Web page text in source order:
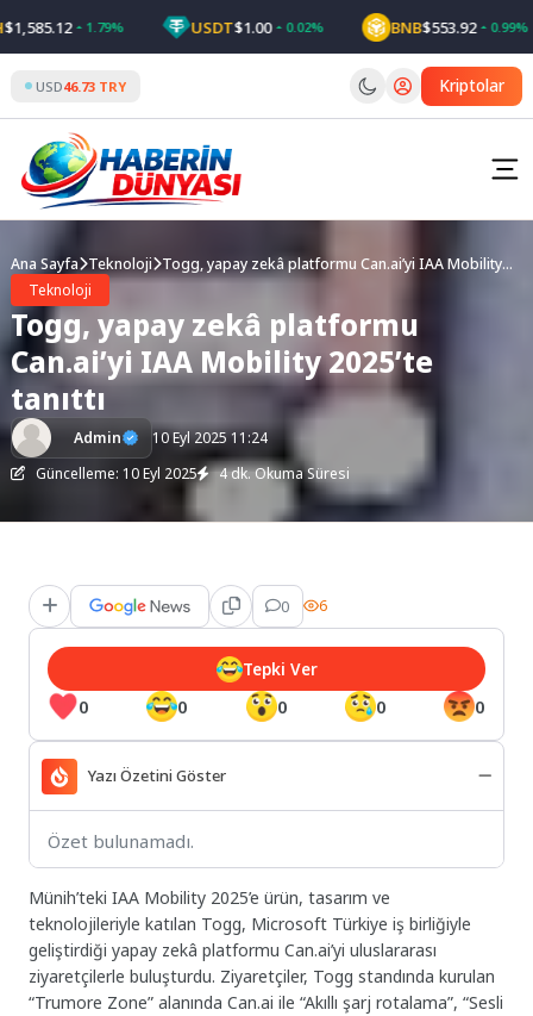
to
content
1.79% USDT$1.00 0.02% BNB$553.92 0.99%
USD46.73 TRY Kriptolar
Ana Sayfa Teknoloji Togg, yapay zekâ platformu Can.ai’yi IAA Mobility
2025’te tanıttı
Teknoloji
Togg, yapay zekâ platformu
Can.ai’yi IAA Mobility 2025’te
tanıttı
Admin
10 Eyl 2025 11:24
Güncelleme: 10 Eyl 2025
4 dk. Okuma Süresi
0 6
0 0 0 0 0
Tepki Ver
Yazı Özetini Göster
Özet bulunamadı.
Münih’teki IAA Mobility 2025’e ürün, tasarım ve
teknolojileriyle katılan Togg, Microsoft Türkiye iş birliğiyle
geliştirdiği yapay zekâ platformu Can.ai’yi uluslararası
ziyaretçilerle buluşturdu. Ziyaretçiler, Togg standında kurulan
“Trumore Zone” alanında Can.ai ile “Akıllı şarj rotalama”, “Sesli